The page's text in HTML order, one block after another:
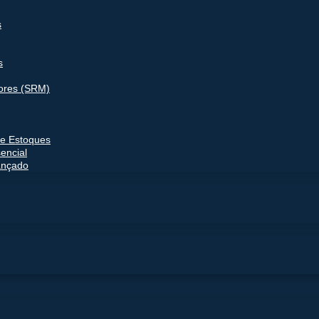
(SRM)
Estoques